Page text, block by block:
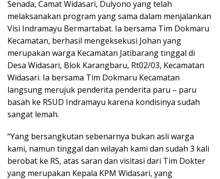
Senada, Camat Widasari, Dulyono yang telah
melaksanakan program yang sama dalam menjalankan
Visi Indramayu Bermartabat. Ia bersama Tim Dokmaru
Kecamatan, berhasil mengeksekusi Johan yang
merupakan warga Kecamatan Jatibarang tinggal di
Desa Widasari, Blok Karangbaru, Rt02/03, Kecamatan
Widasari. Ia bersama Tim Dokmaru Kecamatan
langsung merujuk penderita penderita paru – paru
basah ke RSUD Indramayu karena kondisinya sudah
sangat lemah.
“Yang bersangkutan sebenarnya bukan asli warga
kami, namun tinggal dan wilayah kami dan sudah 3 kali
berobat ke RS, atas saran dan visitasi dari Tim Dokter
yang merupakan Kepala KPM Widasari, yang